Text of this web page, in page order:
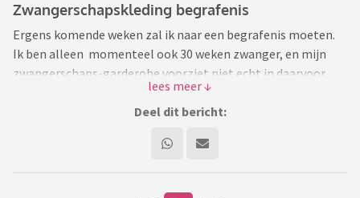
Zwangerschapskleding begrafenis
Ergens komende weken zal ik naar een begrafenis moeten.
Ik ben alleen momenteel ook 30 weken zwanger, en mijn
zwangerschaps-garderobe voorziet niet echt in daarvoor
of donkere lange jurk, maar wat ik online tegenkom is
allemaal nogal vormeloos of heel duur. Ik draag maat M en
dacht zelf aan zo'n €30/€40 max.
Deel dit bericht: